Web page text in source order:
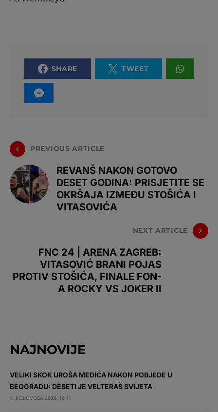
SHARE TWEET
PREVIOUS ARTICLE
REVANŠ NAKON GOTOVO
DESET GODINA: PRISJETITE SE
OKRŠAJA IZMEĐU STOŠIĆA I
VITASOVIĆA
NEXT ARTICLE
FNC 24 | ARENA ZAGREB:
VITASOVIĆ BRANI POJAS
PROTIV STOŠIĆA, FINALE FON-
A ROCKY VS JOKER II
NAJNOVIJE
VELIKI SKOK UROŠA MEDIĆA NAKON POBJEDE U
BEOGRADU: DESETI JE VELTERAŠ SVIJETA
4. KOLOVOZA 2026. 16:11